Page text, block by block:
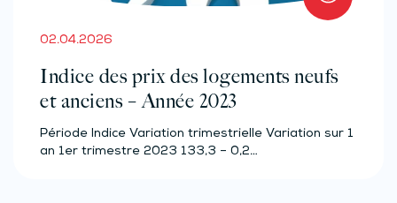
02.04.2026
Indice des prix des logements neufs
et anciens – Année 2023
Période Indice Variation trimestrielle Variation sur 1
an 1er trimestre 2023 133,3 – 0,2…